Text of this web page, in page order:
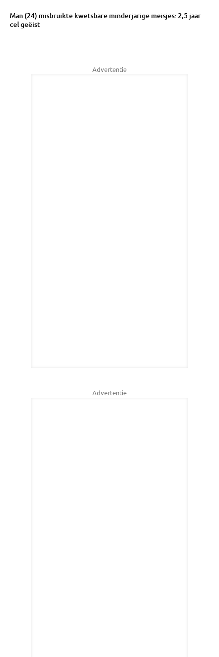
Man (24) misbruikte kwetsbare minderjarige meisjes: 2,5 jaar
cel geëist
Advertentie
Advertentie